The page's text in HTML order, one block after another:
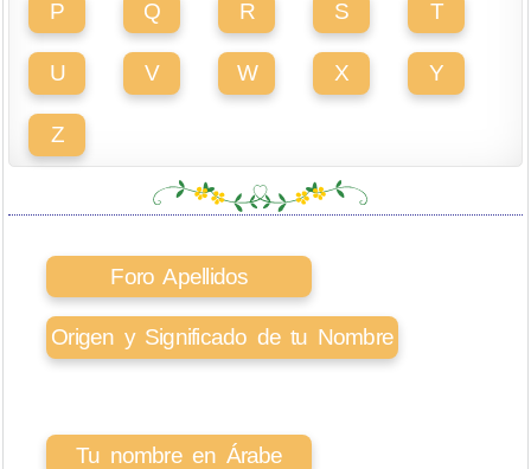
P Q R S T
U V W X Y
Z
Foro Apellidos
Origen y Significado de tu Nombre
Tu nombre en Árabe